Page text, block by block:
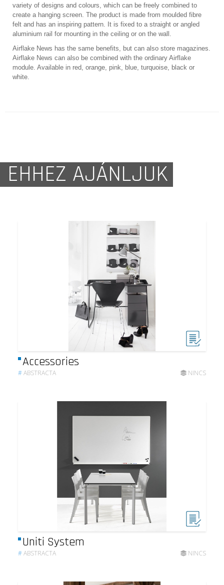
variety of designs and colours, which can be freely combined to
create a hanging screen. The product is made from moulded fibre
felt and has an inspiring pattern. It is fixed to a straight or angled
aluminium rail for mounting in the ceiling or on the wall.
Airflake News has the same benefits, but can also store magazines.
Airflake News can also be combined with the ordinary Airflake
module. Available in red, orange, pink, blue, turquoise, black or
white.
EHHEZ AJÁNLJUK
Accessories
#ABSTRACTA NINCS
Uniti System
#ABSTRACTA NINCS